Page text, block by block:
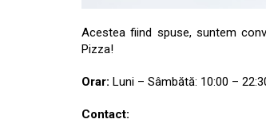
Acestea fiind spuse, suntem
Pizza!
Orar: Luni – Sâmbătă: 10:00 –
Contact: